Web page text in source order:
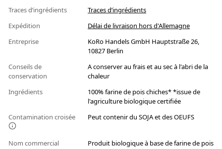
Traces d’ingrédients
Traces d’ingrédients
Expédition
Délai de livraison hors d'Allemagne
Entreprise
KoRo Handels GmbH Hauptstraße 26,
10827 Berlin
Conseils de
conservation
A conserver au frais et au sec à l'abri de la
chaleur
Ingrédients
100% farine de pois chiches* *issue de
l'agriculture biologique certifiée
Contamination croisée
Peut contenir du SOJA et des OEUFS
Nom commercial
Produit biologique à base de farine de pois